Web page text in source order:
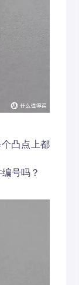
凸点上都
号吗？